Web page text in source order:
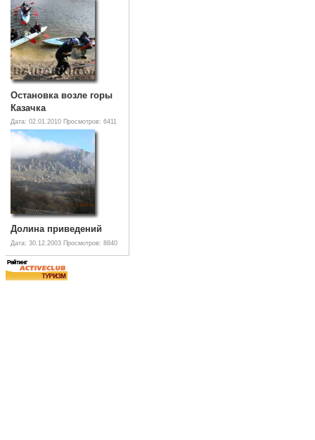
Остановка возле горы
Казачка
Дата: 02.01.2010 Просмотров: 6411
Долина приведений
Дата: 30.12.2003 Просмотров: 8840